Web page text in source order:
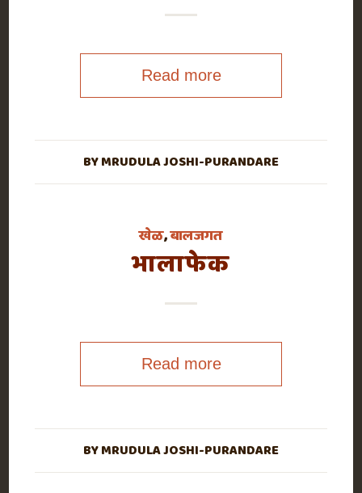
Read more
BYMRUDULA JOSHI-PURANDARE
खेळ,बालजगत
भालाफेक
Read more
BYMRUDULA JOSHI-PURANDARE